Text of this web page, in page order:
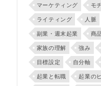
マーケティング モ
ライティング 人脈
副業・週末起業 商
家族の理解 強み
目標設定 自分軸
起業と転職 起業の